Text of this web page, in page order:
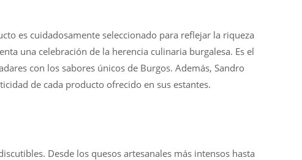
es cuidadosamente seleccionado para reflejar la riqueza
una celebración de la herencia culinaria burgalesa. Es el
con los sabores únicos de Burgos. Además, Sandro
de cada producto ofrecido en sus estantes.
Desde los quesos artesanales más intensos hasta